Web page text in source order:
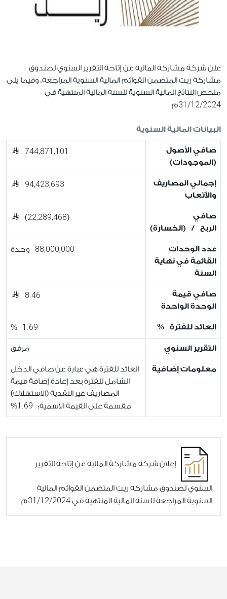
علن شركة مشاركة المالية عن إتاحة التقرير السنوي لصندوق
مشاركة ريت المتضمن القوائم المالية السنوية المراجعة، وفيما يلي
ملخص النتائج المالية السنوية للسنه المالية المنتهية في
31/12/2024م
البيانات المالية السنوية
صافي الأصول
(الموجودات)
744,871,101
إجمالي المصاريف
والأتعاب
94,423,693
صافي
الربح / (الخسارة)
(
22,289,468
)
عدد الوحدات
القائمة في نهاية
السنة
88,000,000 وحدة
صافي قيمة
الوحدة الواحدة
8.46
العائد للفترة % 1.69
%
التقرير السنوي مرفق
معلومات إضافية
العائد للفترة هي عبارة عن صافي الدخل
الشامل للفترة بعد إعادة إضافة قيمة
المصاريف غير النقدية (الاستهلاك)
مقسمة على القيمة الأسمية: 1.69
%
إعلان شركة مشاركة المالية عن إتاحة التقرير
السنوي لصندوق مشاركة ريت المتضمن القوائم المالية
السنوية المراجعة للسنة المالية المنتهية في31/12/2024م